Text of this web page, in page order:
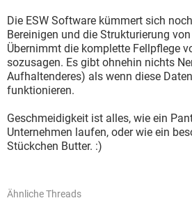
Die ESW Software kümmert sich
Bereinigen und die Strukturierung
Übernimmt die komplette Fellpflege
sozusagen. Es gibt ohnehin nichts
Aufhaltenderes) als wenn diese
funktionieren.
Geschmeidigkeit ist alles, wie ein
Unternehmen laufen, oder wie ein
Stückchen Butter. :)
Ähnliche Threads